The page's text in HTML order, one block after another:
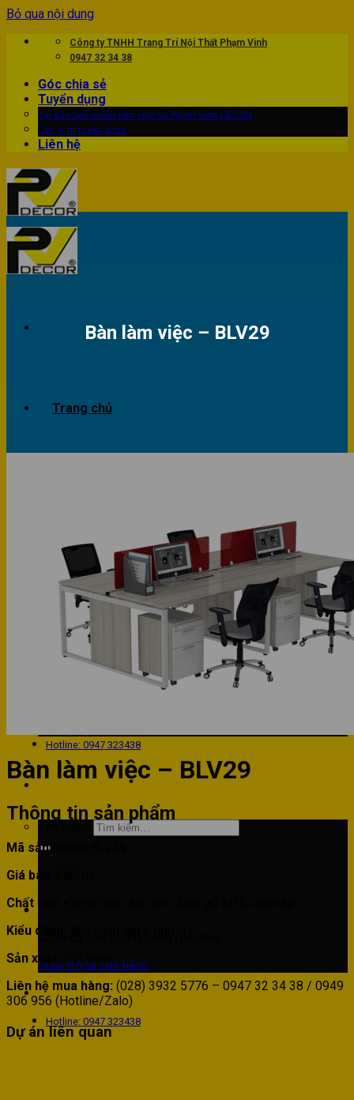
Bỏ qua nội dung
Công ty TNHH Trang Trí Nội Thất Phạm Vinh
0947 32 34 38
Góc chia sẻ
Tuyển dụng
Tại sao bạn muốn làm việc tại Phạm Vinh DECOR
Các vị trí tuyển dụng
Liên hệ
Trang chủ
Dự án
Công trình văn phòng
Công trình nhà ở
Sản phẩm
Hotline: 0947 323438
Quay trở lại cửa hàng
Hotline: 0947 323438
Bàn làm việc – BLV29
Bàn làm việc – BLV29
Thông tin sản phẩm
Mã sản phẩm
Giá bán
Chất liệu
Kiểu dáng:
Sản xuất
: PVDecor
Liên hệ mua hàng: (028) 3932 5776 – 0947 32 34 38 / 0949
306 956 (Hotline/Zalo)
Dự án liên quan